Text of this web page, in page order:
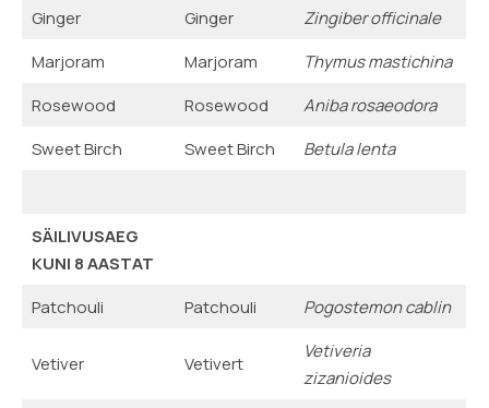
Ginger
Ginger
Zingiber officinale
Marjoram
Marjoram
Thymus mastichina
Rosewood
Rosewood
Aniba rosaeodora
Sweet Birch
Sweet Birch Betula lenta
SÄILIVUSAEG
KUNI 8 AASTAT
Patchouli
Patchouli Pogostemon cablin
Vetiver Vetivert
Vetiveria
zizanioides